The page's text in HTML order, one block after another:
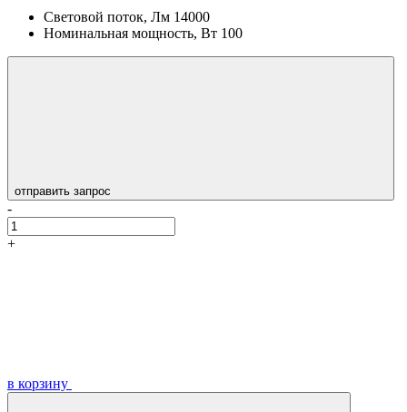
Световой поток, Лм 14000
Номинальная мощность, Вт 100
отправить запрос
-
+
в корзину